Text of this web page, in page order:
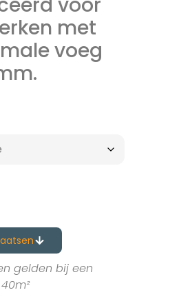
voor
met
voeg
gelden bij een